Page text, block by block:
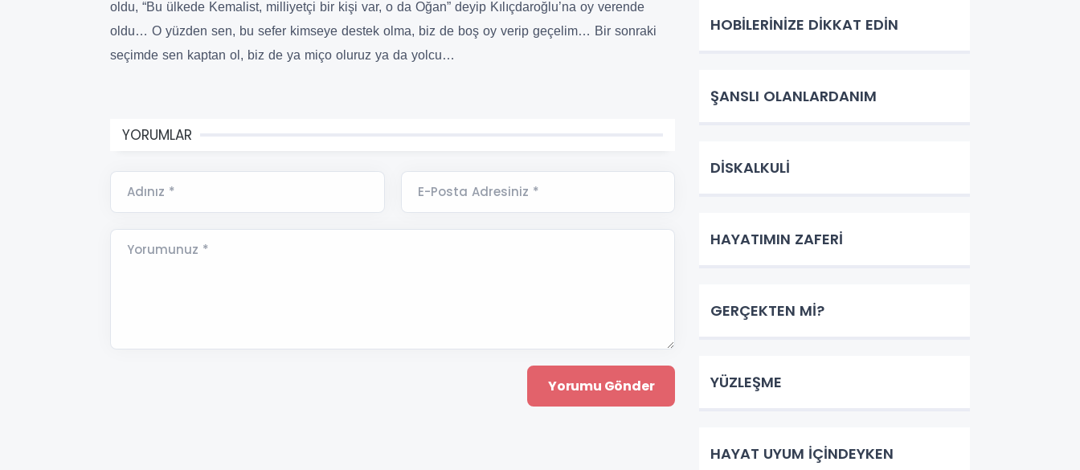
oldu, “Bu ülkede Kemalist, milliyetçi bir kişi var, o da Oğan” deyip Kılıçdaroğlu’na oy verende
oldu… O yüzden sen, bu sefer kimseye destek olma, biz de boş oy verip geçelim… Bir sonraki
seçimde sen kaptan ol, biz de ya miço oluruz ya da yolcu…
YORUMLAR
Adınız * E-Posta Adresiniz *
Yorumunuz *
HOBİLERİNİZE DİKKAT EDİN
ŞANSLI OLANLARDANIM
DİSKALKULİ
HAYATIMIN ZAFERİ
GERÇEKTEN Mİ?
YÜZLEŞME
HAYAT UYUM İÇİNDEYKEN